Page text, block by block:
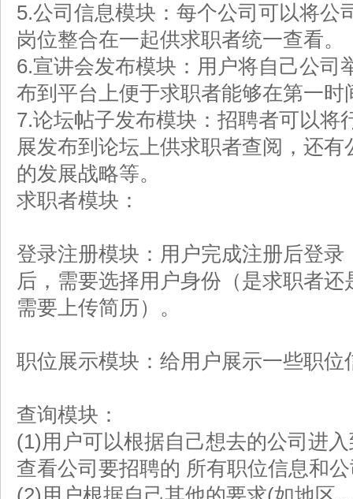
5.公司信息模块：每个公司可以将公
岗位整合在一起供求职者统一查看。
6.宣讲会发布模块：用户将自己公司
布到平台上便于求职者能够在第一时
7.论坛帖子发布模块：招聘者可以将
展发布到论坛上供求职者查阅，还
的发展战略等。
求职者模块：
登录注册模块：用户完成注册后登
后，需要选择用户身份（是求职者
需要上传简历）。
职位展示模块：给用户展示一些职位
查询模块：
(1)用户可以根据自己想去的公司进
查看公司要招聘的 所有职位信息和